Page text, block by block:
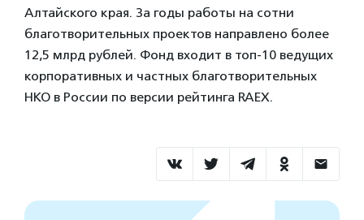
Алтайского края. За годы работы на сотни
благотворительных проектов направлено более
12,5 млрд рублей. Фонд входит в топ-10 ведущих
корпоративных и частных благотворительных
НКО в России по версии рейтинга RAEX.